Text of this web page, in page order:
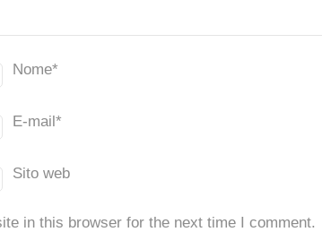
Nome*
E-mail *
Sito web
in this browser for the next time I comment.